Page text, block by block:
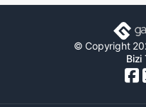
© Copyright
Bizi